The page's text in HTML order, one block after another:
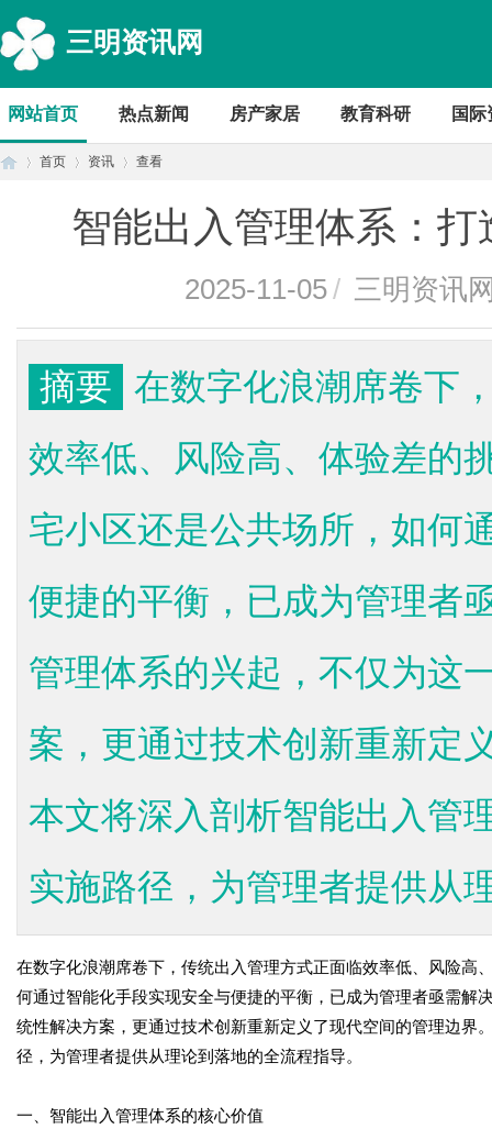
三明资讯网
网站首页 热点新闻 房产家居 教育科研 国际
首页 资讯 查看
智能出入管理体系：
2025-11-05/ 三明资讯
摘要 在数字化浪潮席卷下
效率低、风险高、体验差的
宅小区还是公共场所，如何
便捷的平衡，已成为管理者
管理体系的兴起，不仅为这
案，更通过技术创新重新定
本文将深入剖析智能出入管
实施路径，为管理者提供从
在数字化浪潮席卷下，传统出入管理方式正面临效率低、风险高
何通过智能化手段实现安全与便捷的平衡，已成为管理者亟需解
统性解决方案，更通过技术创新重新定义了现代空间的管理边界
径，为管理者提供从理论到落地的全流程指导。
一、智能出入管理体系的核心价值